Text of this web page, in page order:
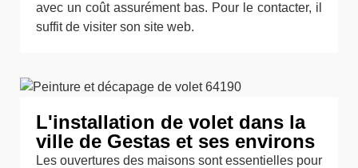
avec un coût assurément bas. Pour le contacter, il
suffit de visiter son site web.
L'installation de volet dans la
ville de Gestas et ses environs
Les ouvertures des maisons sont essentielles pour